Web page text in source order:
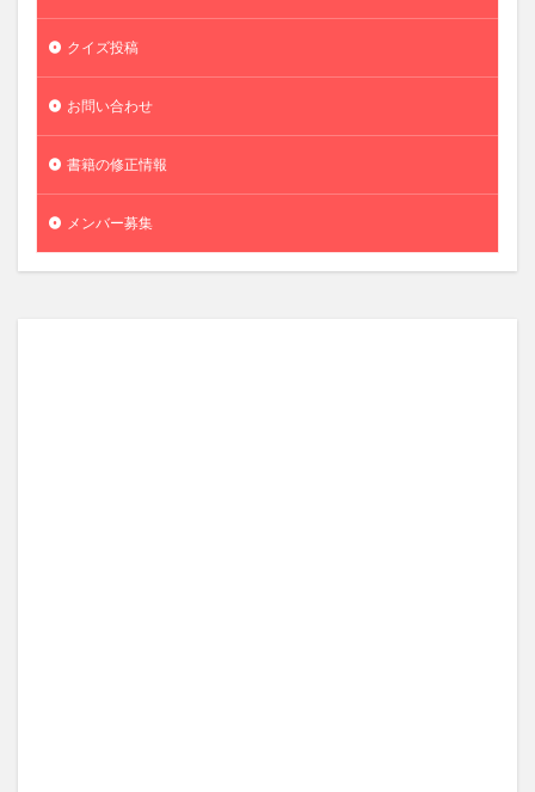
クイズ投稿
お問い合わせ
書籍の修正情報
メンバー募集